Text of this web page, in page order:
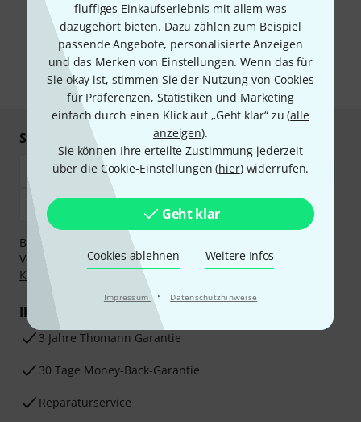
fluffiges Einkaufserlebnis mit allem was
dazugehört bieten. Dazu zählen zum Beispiel
passende Angebote, personalisierte Anzeigen
und das Merken von Einstellungen. Wenn das für
Sie okay ist, stimmen Sie der Nutzung von Cookies
für Präferenzen, Statistiken und Marketing
einfach durch einen Klick auf „Geht klar“ zu (alle
anzeigen).
Sie können Ihre erteilte Zustimmung jederzeit
über die Cookie-Einstellungen (hier) widerrufen.
Geht klar
Cookies ablehnen Weitere Infos
Impressum · Datenschutzhinweise
Mit Klick auf „Jetzt anmelden“ stimmen Sie dem Erhalt von E-Mail-
Werbung und einer Messung des E-Mail-Nutzungsverhaltens zu. Die
Abmeldung ist jederzeit möglich. Weitere Informationen finden Sie in
unserenDatenschutzhinweisen.
* Pflichtfeld
Sicher einkaufen & bezahlen
Bezahlen Sie vertraulich und sicher per Nachnahme,
Vorkasse, PayPal, Amazon Pay,
Klarna Sofort bezahlen
Klarna Ratenzahlung
oder Kreditkarte.
Ihre Vorteile
3 Jahre Thomann Garantie
30 Tage Money-Back-Garantie
Reparaturservice